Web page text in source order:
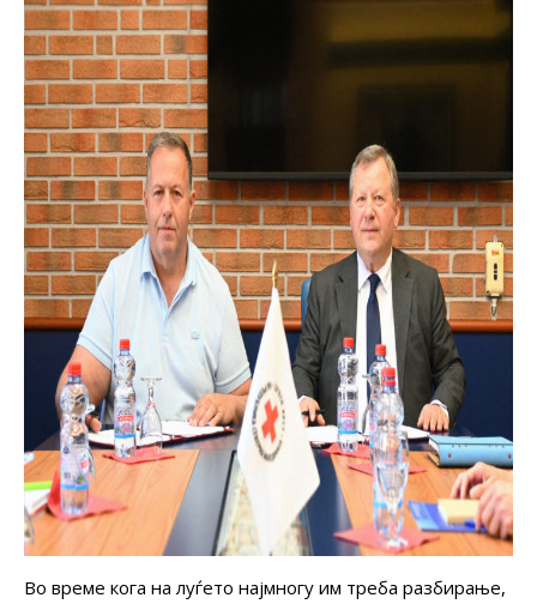
Во време кога на луѓето најмногу им треба разбирање,